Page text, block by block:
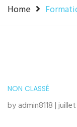
Home
NON CLASSÉ
by admin8118 |